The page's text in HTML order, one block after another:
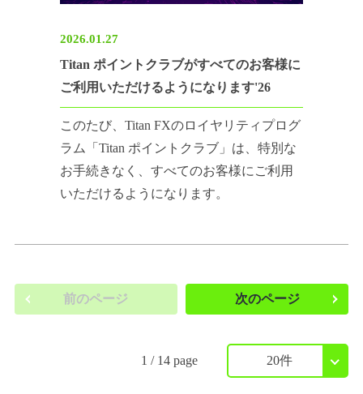
2026.01.27
Titan ポイントクラブがすべてのお客様に
ご利用いただけるようになります'26
このたび、Titan FXのロイヤリティプログ
ラム「Titan ポイントクラブ」は、特別な
お手続きなく、すべてのお客様にご利用
いただけるようになります。
前のページ 次のページ
1 / 14 page 20件